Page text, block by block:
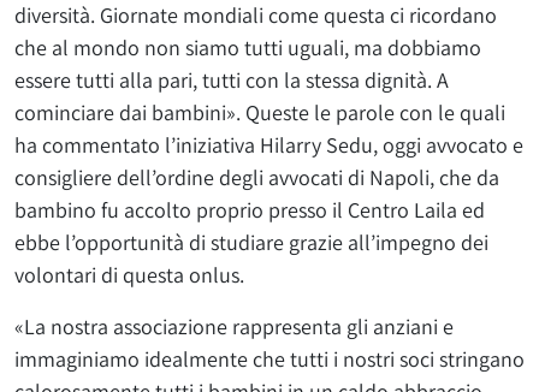
diversità. Giornate mondiali come questa ci ricordano
che al mondo non siamo tutti uguali, ma dobbiamo
essere tutti alla pari, tutti con la stessa dignità. A
cominciare dai bambini». Queste le parole con le quali
ha commentato l’iniziativa Hilarry Sedu, oggi avvocato e
consigliere dell’ordine degli avvocati di Napoli, che da
bambino fu accolto proprio presso il Centro Laila ed
ebbe l’opportunità di studiare grazie all’impegno dei
volontari di questa onlus.
«La nostra associazione rappresenta gli anziani e
immaginiamo idealmente che tutti i nostri soci stringano